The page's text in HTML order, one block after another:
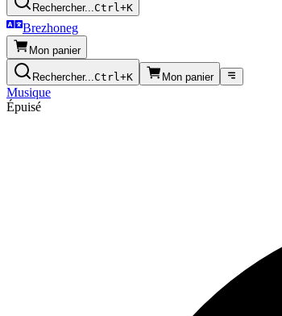
Rechercher...Ctrl+K
Brezhoneg
Mon panier
Rechercher...Ctrl+K Mon panier
Musique
Épuisé